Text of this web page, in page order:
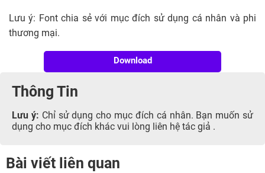
Lưu ý: Font chia sẻ với mục đích sử dụng cá nhân và phi
thương mại.
Download
Thông Tin
Lưu ý: Chỉ sử dụng cho mục đích cá nhân. Bạn muốn sử
dụng cho mục đích khác vui lòng liên hệ tác giả .
Bài viết liên quan